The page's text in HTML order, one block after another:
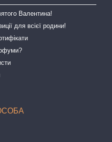
Валентина!
для всієї родини!